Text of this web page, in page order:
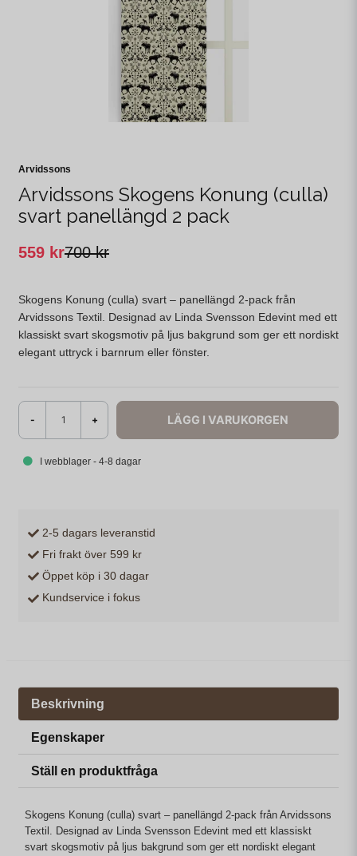
Arvidssons
Arvidssons Skogens Konung (culla)
svart panellängd 2 pack
700 kr
559 kr
Skogens Konung (culla) svart – panellängd 2-pack från
Arvidssons Textil. Designad av Linda Svensson Edevint med ett
klassiskt svart skogsmotiv på ljus bakgrund som ger ett nordiskt
elegant uttryck i barnrum eller fönster.
- + LÄGG I VARUKORGEN
I webblager - 4-8 dagar
2-5 dagars leveranstid
Fri frakt över 599 kr
Öppet köp i 30 dagar
Kundservice i fokus
Beskrivning
Egenskaper
Ställ en produktfråga
Skogens Konung (culla) svart – panellängd 2-pack från Arvidssons
Textil. Designad av Linda Svensson Edevint med ett klassiskt
svart skogsmotiv på ljus bakgrund som ger ett nordiskt elegant